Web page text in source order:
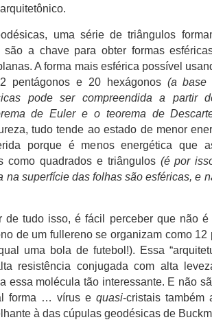
uma série de triângulos
são a chave para obter formas
A forma mais esférica possível
pentágonos e 20 hexágonos (a base
pode ser compreendida a partir
de Euler e o teorema de
tudo tende ao estado de menor
porque é menos energética que
como quadrados e triângulos (é por
na superfície das folhas são esféricas, e
de tudo isso, é fácil perceber que não
de um fullereno se organizam como 12
uma bola de futebol!). Essa
resistência conjugada com alta
essa molécula tão interessante. E não
forma … vírus e quasi-cristais também
à das cúpulas geodésicas de